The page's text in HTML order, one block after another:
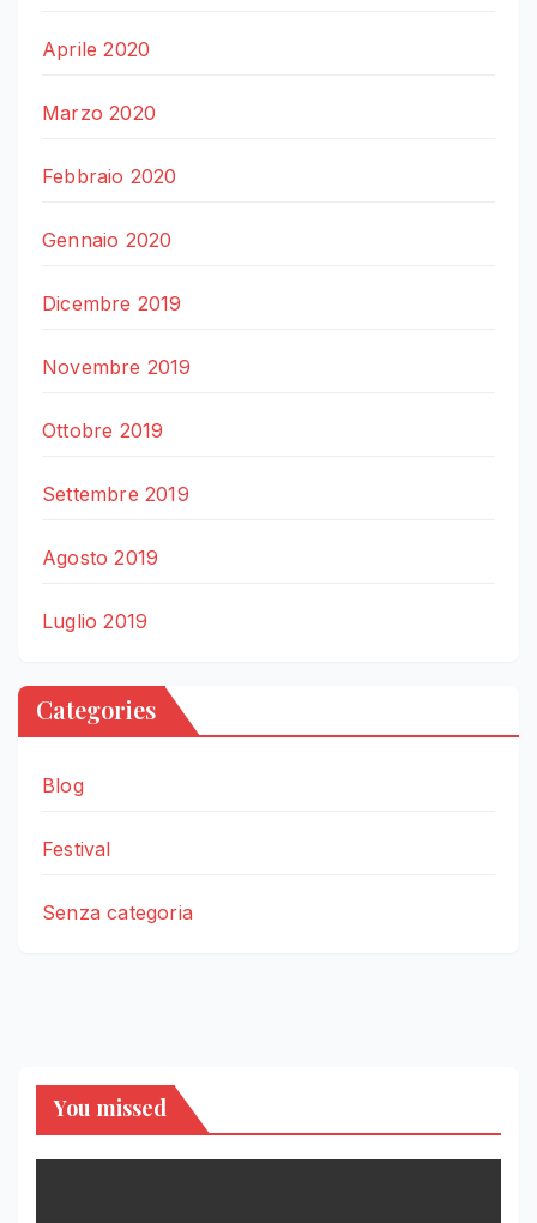
Aprile 2020
Marzo 2020
Febbraio 2020
Gennaio 2020
Dicembre 2019
Novembre 2019
Ottobre 2019
Settembre 2019
Agosto 2019
Luglio 2019
Categories
Blog
Festival
Senza categoria
You missed